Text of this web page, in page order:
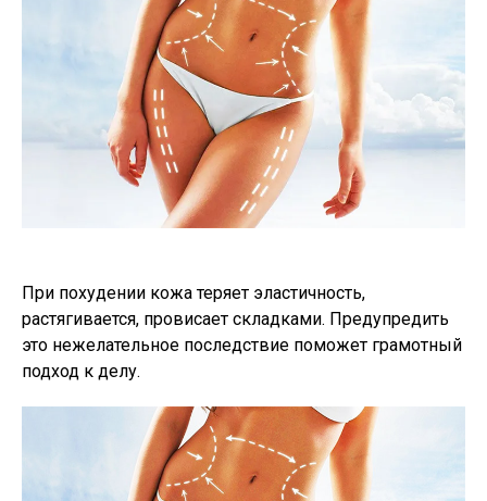
При похудении кожа теряет эластичность,
растягивается, провисает складками. Предупредить
это нежелательное последствие поможет грамотный
подход к делу.